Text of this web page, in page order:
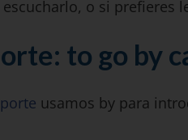
escucharlo, o si prefieres
to go by
usamos by para